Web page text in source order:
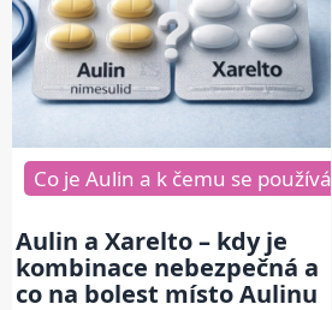
Co je Aulin a k čemu se používá
Aulin a Xarelto – kdy je
kombinace nebezpečná a
co na bolest místo Aulinu